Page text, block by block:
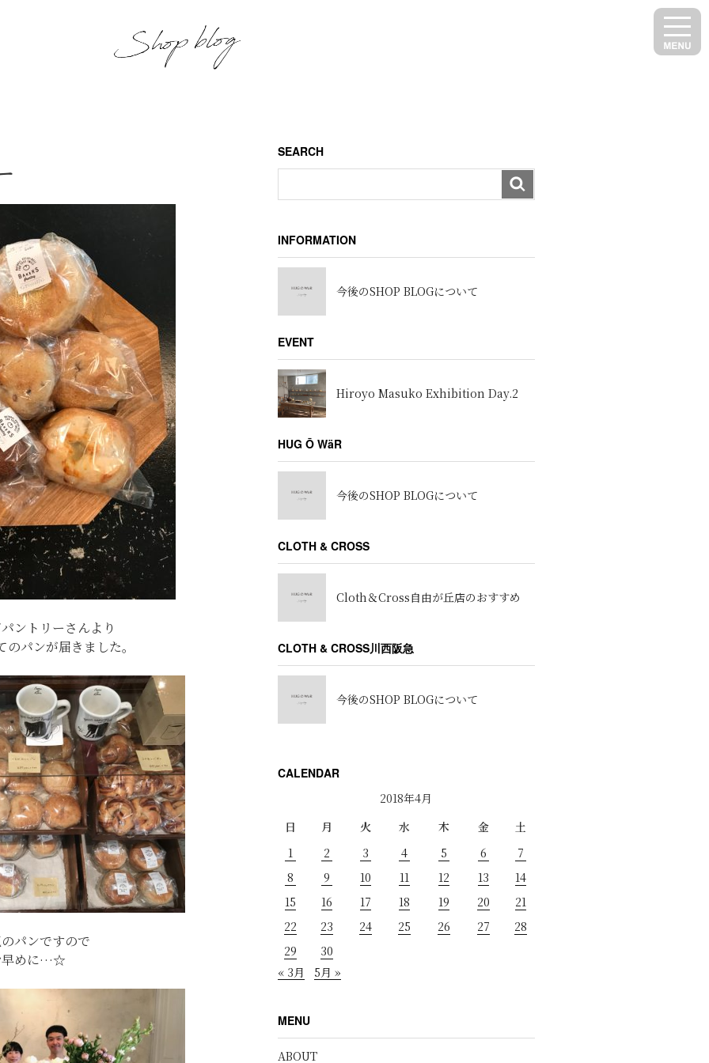
ントリーさんより
パンが届きました。
パンですので
早めに…☆
SEARCH
INFORMATION
今後のSHOP BLOGについて
EVENT
Hiroyo Masuko Exhibition Day.2
HUG Ō WäR
今後のSHOP BLOGについて
CLOTH & CROSS
Cloth＆Cross自由が丘店のおすすめ
CLOTH & CROSS川西阪急
今後のSHOP BLOGについて
CALENDAR
2018年4月
日
月 火 水 木 金
土
1
2 3 4 5 6
7
8
9 10 11 12 13
14
15
16 17 18 19 20
21
22
23 24 25 26 27
28
29
30
« 3月
5月 »
MENU
ABOUT